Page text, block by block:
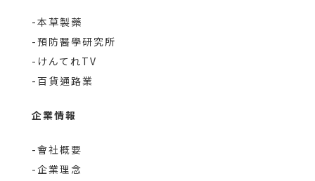
-本草製藥
-預防醫學研究所
-けんてれTV
-百貨通路業
企業情報
-會社概要
-企業理念